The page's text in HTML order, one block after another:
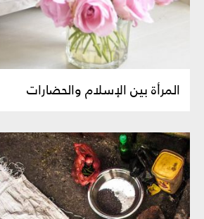
المرأة بين الإسلام والحضارات‏